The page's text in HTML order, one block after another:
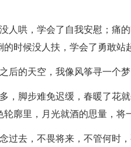
人哄，学会了自我安慰；痛
时候没人扶，学会了勇敢站
后的天空，我像风筝寻一个
，脚步难免迟缓，春暖了花
轮廓里，月光就酒的思量，将
过去，不畏将来，不管何时